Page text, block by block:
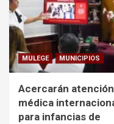
MULEGE MUNICIPIOS
Acercarán atención
médica
para infancias de